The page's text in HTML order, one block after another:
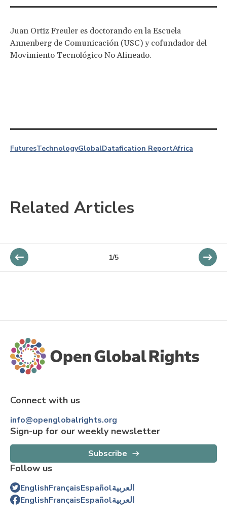
Juan Ortiz Freuler es doctorando en la Escuela
Annenberg de Comunicación (USC) y cofundador del
Movimiento Tecnológico No Alineado.
FuturesTechnologyGlobalDatafication ReportAfrica
Related Articles
1/5
Connect with us
info@openglobalrights.org
Sign-up for our weekly newsletter
Subscribe
Follow us
EnglishFrançaisEspañolالعربية
EnglishFrançaisEspañolالعربية